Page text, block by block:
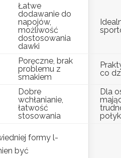
Łatwe
dodawanie do
napojów,
możliwość
dostosowania
dawki
Poręczne, brak
problemu z
smakiem
co
Dobre
wchłanianie,
łatwość
stosowania
Dla
formy l-
być